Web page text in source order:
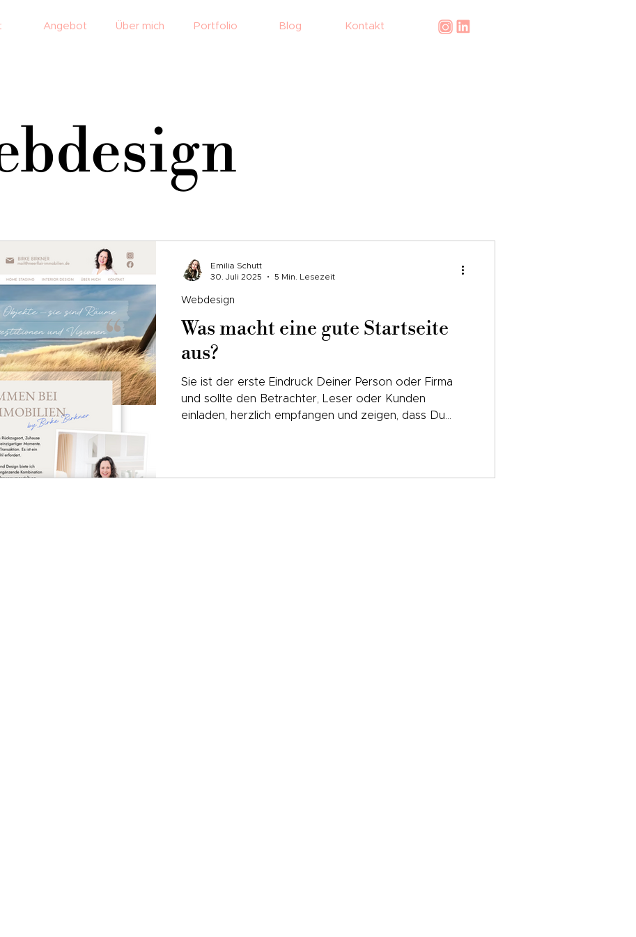
Angebot Über mich Portfolio Blog Kontakt
Was macht eine gute Startseite
aus?
Sie ist der erste Eindruck Deiner Person oder Firma
und sollte den Betrachter, Leser oder Kunden
einladen, herzlich empfangen und zeigen, dass Du
Webdesign
Emilia Schutt
30. Juli 2025
5 Min. Lesezeit